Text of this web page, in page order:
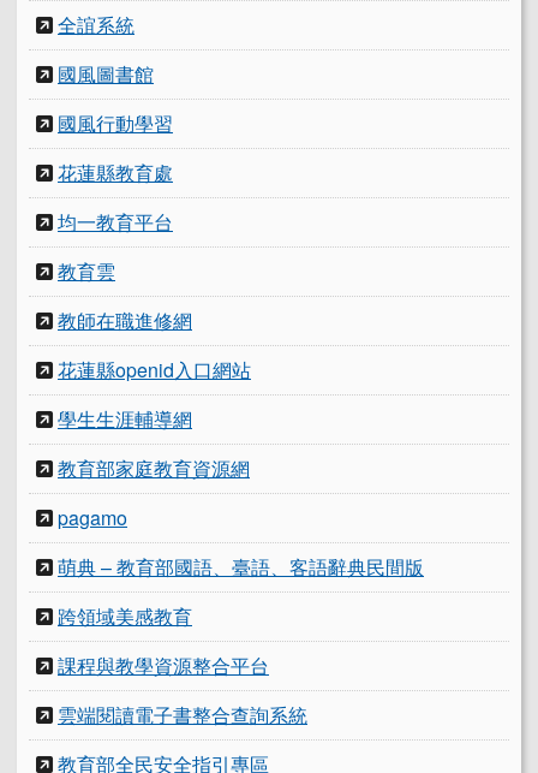
全誼系統
國風圖書館
國風行動學習
花蓮縣教育處
均一教育平台
教育雲
教師在職進修網
花蓮縣openid入口網站
學生生涯輔導網
教育部家庭教育資源網
pagamo
萌典 – 教育部國語、臺語、客語辭典民間版
跨領域美感教育
課程與教學資源整合平台
雲端閱讀電子書整合查詢系統
教育部全民安全指引專區